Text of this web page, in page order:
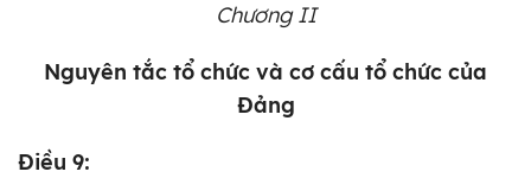
Chương II
Nguyên tắc tổ chức và cơ cấu tổ chức của
Đảng
Điều 9: